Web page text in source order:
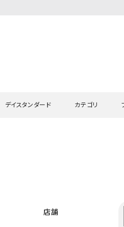
デイスタンダード カテゴリ
and quarter（
店舗